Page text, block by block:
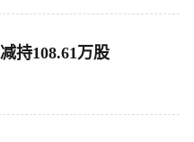
持108.61万股